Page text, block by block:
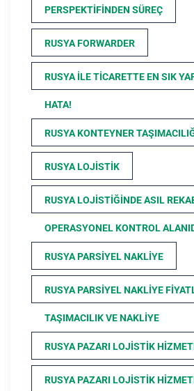
PERSPEKTIFINDEN SÜREÇ
RUSYA FORWARDER
RUSYA ILE TICARETTE EN SIK
HATA!
RUSYA KONTEYNER
RUSYA LOJISTIK
RUSYA LOJISTIĞINDE ASIL
OPERASYONEL KONTROL
RUSYA PARSIYEL NAKLIYE
RUSYA PARSIYEL NAKLIYE
TAŞIMACILIK VE NAKLIYE
RUSYA PAZARI LOJISTIK
RUSYA PAZARI LOJISTIK